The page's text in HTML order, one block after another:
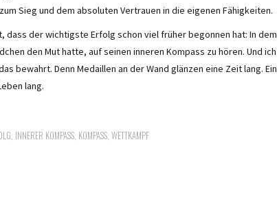
Sieg und dem absoluten Vertrauen in die eigenen Fähigkeiten.
dass der wichtigste Erfolg schon viel früher begonnen hat: In dem
den Mut hatte, auf seinen inneren Kompass zu hören. Und ich
bewahrt. Denn Medaillen an der Wand glänzen eine Zeit lang. Ein
lang.
INNERER KOMPASS KOMPASS ,WETTKAMPF